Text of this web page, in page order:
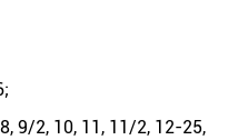
9/2, 10, 11, 11/2, 12-25,